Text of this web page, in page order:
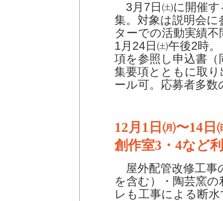
3月7日㈯に開催す
集。対象は説明会
ターでの活動実績
1月24日㈯午後2時
項を参照し申込書
集要項とともに取
ール可。応募者多数
12月1日㈪〜14日
創作室3・4など
屋外配管改修工事
を含む）・陶芸窯
レも工事による断